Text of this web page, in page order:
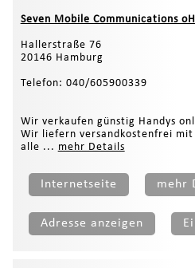
Seven Mobile Communications
Hallerstraße 76
20146 Hamburg
Telefon: 040/605900339
Wir verkaufen günstig Handys
Wir liefern versandkostenfrei mit
alle ... mehr Details
Internetseite mehr
Adresse anzeigen